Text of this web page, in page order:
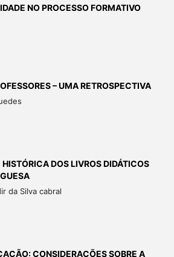
NO PROCESSO FORMATIVO
– UMA RETROSPECTIVA
DOS LIVROS DIDÁTICOS
da Silva cabral
CONSIDERAÇÕES SOBRE A